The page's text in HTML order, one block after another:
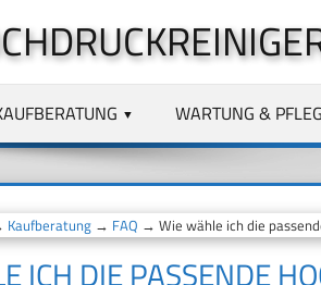
WARTUNG &
Kaufberatung→ FAQ → Wie wähle ich die
ICH DIE PASSENDE